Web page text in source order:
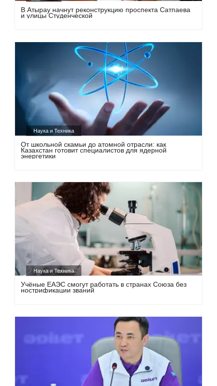
В Атырау начнут реконструкцию проспекта Сатпаева
и улицы Студенческой
Наука и Техника
От школьной скамьи до атомной отрасли: как
Казахстан готовит специалистов для ядерной
энергетики
Наука и Техника
Учёные ЕАЭС смогут работать в странах Союза без
нострификации званий